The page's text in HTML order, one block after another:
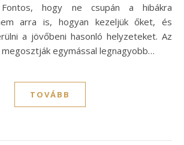
Fontos, hogy ne csupán a hibákra
arra is, hogyan kezeljük őket, és
a jövőbeni hasonló helyzeteket. Az
egymással legnagyobb…
TOVÁBB